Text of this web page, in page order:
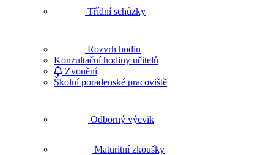
Třídní schůzky
Rozvrh hodin
Konzultační hodiny učitelů
Zvonění
Školní poradenské pracoviště
Odborný výcvik
Maturitní zkoušky